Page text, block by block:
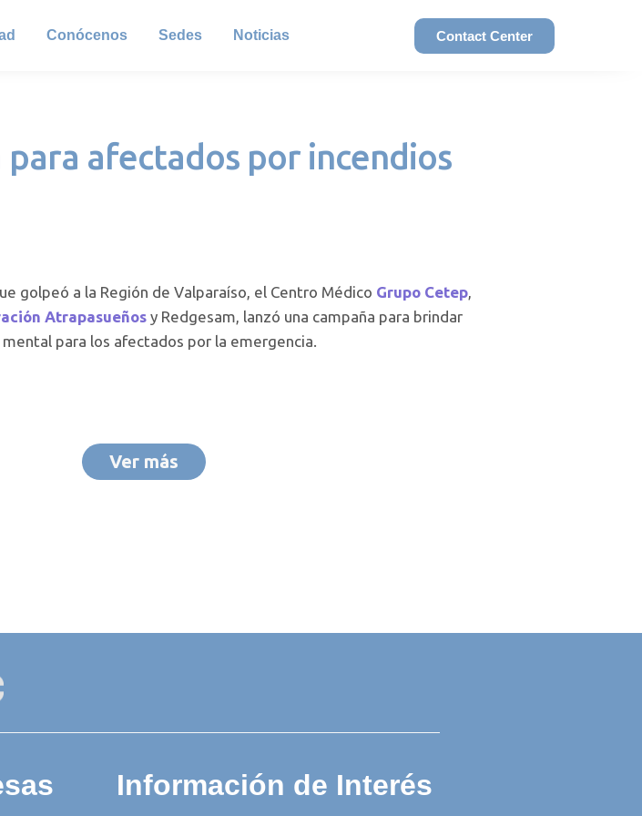
Conócenos Sedes Noticias Contact Center
afectados por incendios
golpeó a la Región de Valparaíso, el Centro Médico Grupo Cetep,
Atrapasueños y Redgesam, lanzó una campaña para brindar
para los afectados por la emergencia.
Ver más
Información de Interés